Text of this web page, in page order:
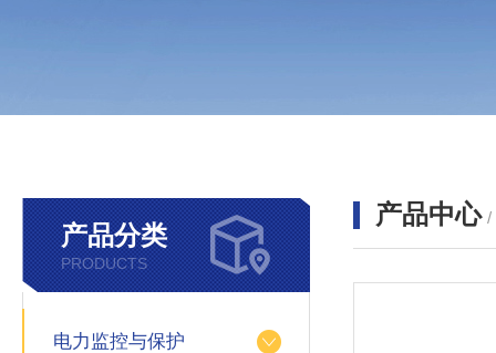
产品分类
PRODUCTS
电力监控与保护
产品中心 /